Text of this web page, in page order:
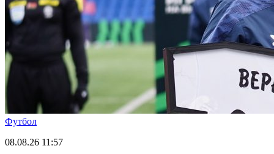
Футбол
08.08.26 11:57